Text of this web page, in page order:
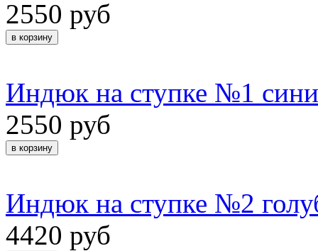
2550 руб
Индюк на ступке №1
2550 руб
Индюк на ступке №2
4420 руб